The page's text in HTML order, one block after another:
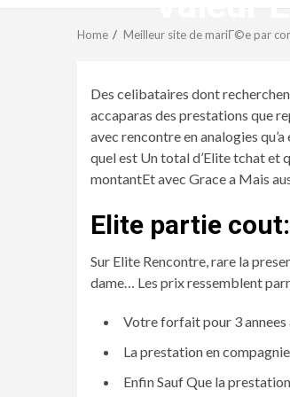
Home Meilleur site de mariГ©e par
Des celibataires dont
accaparas des prestations que
avec rencontre en analogies
quel est Un total d’Elite tchat et
montantEt avec Grace a Mais
Elite partie
Sur Elite Rencontre, rare la
dame… Les prix ressemblent
Votre forfait pour 3 annees
La prestation en
Enfin Sauf Que la